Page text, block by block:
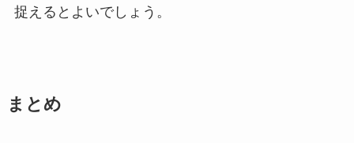
捉えるとよいでしょう。
まとめ